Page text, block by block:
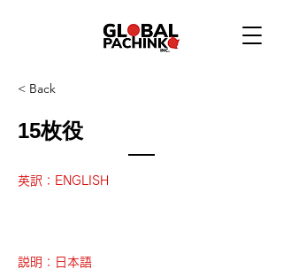
< Back
15枚役
英訳：ENGLISH
説明：日本語